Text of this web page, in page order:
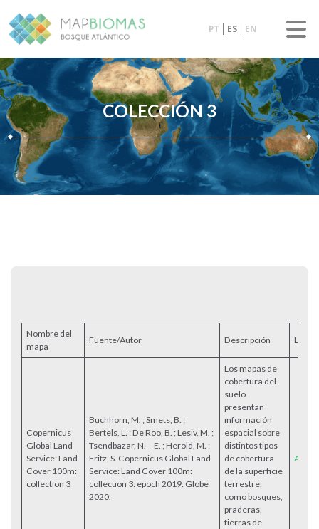
PT ES EN
COLECCIÓN 3
Nombre del
mapa
Fuente/Autor Descripción Link
Copernicus
Global Land
Service: Land
Cover 100m:
collection 3
Buchhorn, M. ; Smets, B. ;
Bertels, L. ; De Roo, B. ; Lesiv, M. ;
Tsendbazar, N. – E. ; Herold, M. ;
Fritz, S. Copernicus Global Land
Service: Land Cover 100m:
collection 3: epoch 2019: Globe
2020.
Los mapas de
cobertura del
suelo
presentan
información
espacial sobre
distintos tipos
de cobertura
de la superficie
terrestre,
como bosques,
praderas,
tierras de